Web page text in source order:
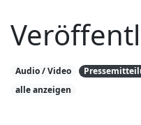
Audio / Video
alle anzeigen